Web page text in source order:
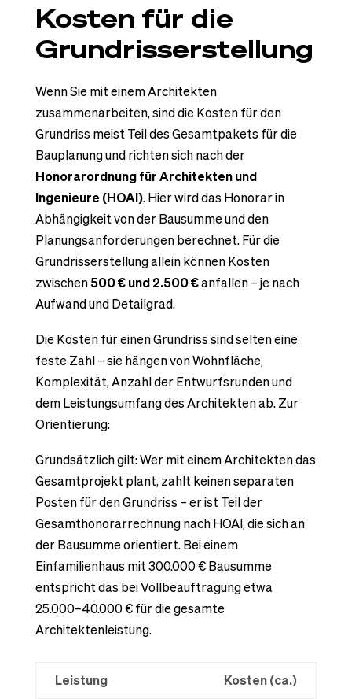
Kosten für die
Grundrisserstellung
Wenn Sie mit einem Architekten
zusammenarbeiten, sind die Kosten für den
Grundriss meist Teil des Gesamtpakets für die
Bauplanung und richten sich nach der
Honorarordnung für Architekten und
Ingenieure (HOAI). Hier wird das Honorar in
Abhängigkeit von der Bausumme und den
Planungsanforderungen berechnet. Für die
Grundrisserstellung allein können Kosten
zwischen500 € und 2.500 €anfallen – je nach
Aufwand und Detailgrad.
Die Kosten für einen Grundriss sind selten eine
feste Zahl – sie hängen von Wohnfläche,
Komplexität, Anzahl der Entwurfsrunden und
dem Leistungsumfang des Architekten ab. Zur
Orientierung:
Grundsätzlich gilt: Wer mit einem Architekten das
Gesamtprojekt plant, zahlt keinen separaten
Posten für den Grundriss – er ist Teil der
Gesamthonorarrechnung nach HOAI, die sich an
der Bausumme orientiert. Bei einem
Einfamilienhaus mit 300.000 € Bausumme
entspricht das bei Vollbeauftragung etwa
25.000–40.000 € für die gesamte
Architektenleistung.
Leistung
Kosten (ca.)